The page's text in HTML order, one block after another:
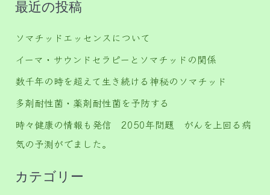
最近の投稿
ソマチッドエッセンスについて
イーマ・サウンドセラピーとソマチッドの関係
数千年の時を超えて生き続ける神秘のソマチッド
多剤耐性菌・薬剤耐性菌を予防する
時々健康の情報も発信 2050年問題 がんを上回る病
気の予測がでました。
カテゴリー